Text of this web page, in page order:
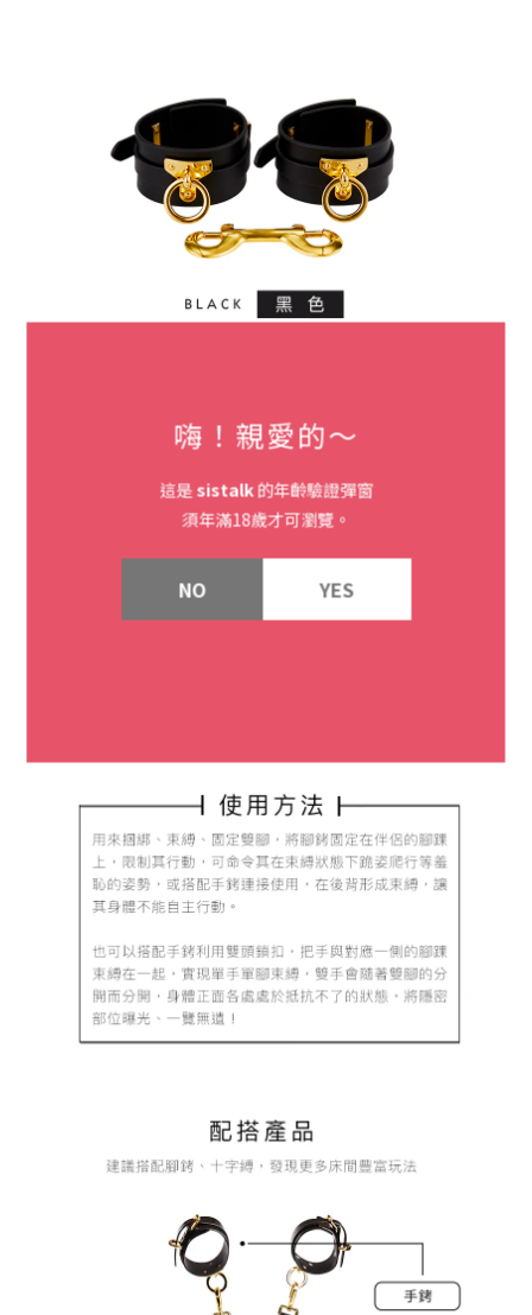
嗨！親愛的～
這是 sistalk的年齡驗證彈窗
須年滿18歲才可瀏覽。
NO YES